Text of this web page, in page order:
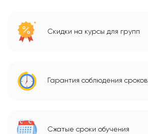
Скидки на курсы для групп
Гарантия соблюдения сроков
Сжатые сроки обучения